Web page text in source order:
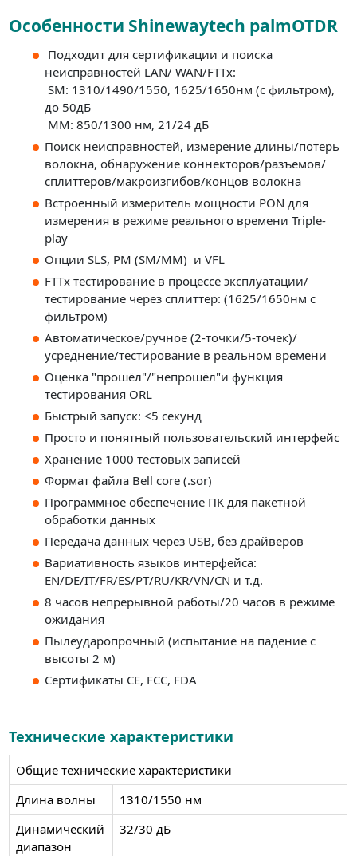
Особенности Shinewaytech palmOTDR
Подходит для сертификации и поиска
неисправностей LAN/ WAN/FTTx:
SM: 1310/1490/1550, 1625/1650нм (с фильтром),
до 50дБ
MM: 850/1300 нм, 21/24 дБ
Поиск неисправностей, измерение длины/потерь
волокна, обнаружение коннекторов/разъемов/
сплиттеров/макроизгибов/концов волокна
Встроенный измеритель мощности PON для
измерения в режиме реального времени Triple-
play
Опции SLS, PM (SM/MM) и VFL
FTTx тестирование в процессе эксплуатации/
тестирование через сплиттер: (1625/1650нм с
фильтром)
Автоматическое/ручное (2-точки/5-точек)/
усреднение/тестирование в реальном времени
Оценка "прошёл"/"непрошёл"и функция
тестирования ORL
Быстрый запуск: <5 секунд
Просто и понятный пользовательский интерфейс
Хранение 1000 тестовых записей
Формат файла Bell core (.sor)
Программное обеспечение ПК для пакетной
обработки данных
Передача данных через USB, без драйверов
Вариативность языков интерфейса:
EN/DE/IT/FR/ES/PT/RU/KR/VN/CN и т.д.
8 часов непрерывной работы/20 часов в режиме
ожидания
Пылеударопрочный (испытание на падение с
высоты 2 м)
Сертификаты CE, FCC, FDA
Технические характеристики
Общие технические характеристики
Длина волны
1310/1550 нм
Динамический
диапазон
32/30 дБ